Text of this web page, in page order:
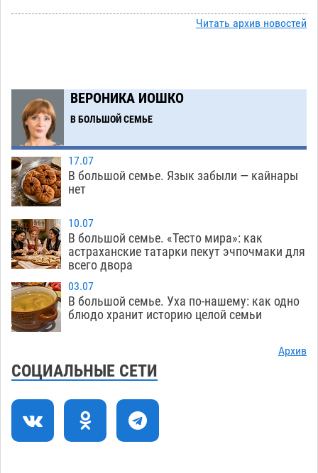
В Астраханских больницах открываются
08.08 587
16:58
Игорь Мартынов вручил награды тренерам и
учителям физкультуры Камызякского района
08.08 418
15:32
Ветеран из Астрахани отметил столетний
юбилей
14:19
Погибший на Донбассе волонтер из Астрахани
стал героем мурала
08.08 600
Подросток, перебегавший дорогу вне
перехода, попал под колеса авто в Астрахани
08.08
10:51
Фаворитская ноша: астраханские
гандболисты крупно проиграли пермякам
Читать архив новостей
ВЕРОНИКА ИОШКО
В БОЛЬШОЙ СЕМЬЕ
17.07
В большой семье. Язык забыли — кайнары
нет
10.07
В большой семье. «Тесто мира»: как
астраханские татарки пекут эчпочмаки для
всего двора
03.07
В большой семье. Уха по-нашему: как одно
блюдо хранит историю целой семьи
Архив
СОЦИАЛЬНЫЕ СЕТИ